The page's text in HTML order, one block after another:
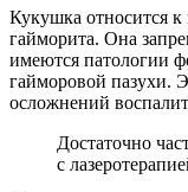
Кукушка относится
гайморита. Она
имеются патологии
гайморовой пазухи.
осложнений
Достаточно
с